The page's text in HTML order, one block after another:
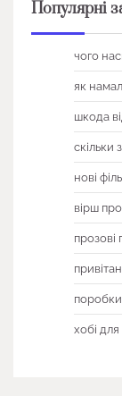
Популярні
чого
як
шкода
скільки
нові
вірш
прозові
поробки
хобі